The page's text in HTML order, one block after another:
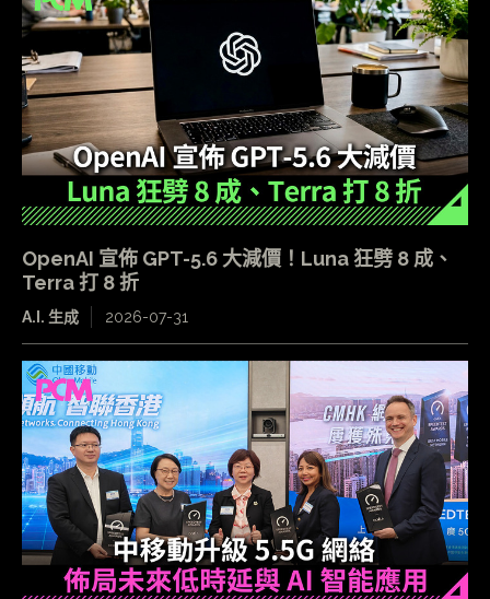
OpenAI 宣佈 GPT-5.6 大減價！Luna 狂劈 8 成、
Terra 打 8 折
A.I. 生成 2026-07-31